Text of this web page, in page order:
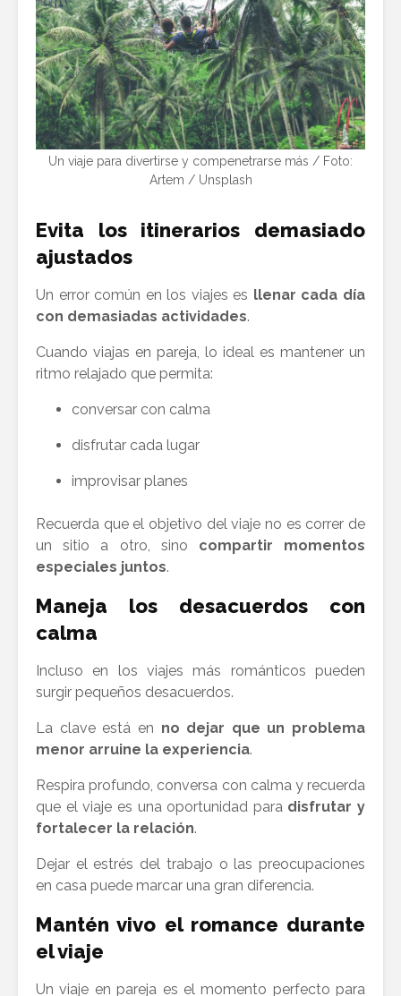
Un viaje para divertirse y compenetrarse más / Foto:
Artem / Unsplash
Evita los itinerarios demasiado
ajustados
Un error común en los viajes es llenar cada día
con demasiadas actividades.
Cuando viajas en pareja, lo ideal es mantener un
ritmo relajado que permita:
conversar con calma
disfrutar cada lugar
improvisar planes
Recuerda que el objetivo del viaje no es correr de
un sitio a otro, sino compartir momentos
especiales juntos.
Maneja los desacuerdos con
calma
Incluso en los viajes más románticos pueden
surgir pequeños desacuerdos.
La clave está en no dejar que un problema
menor arruine la experiencia.
Respira profundo, conversa con calma y recuerda
que el viaje es una oportunidad para disfrutar y
fortalecer la relación.
Dejar el estrés del trabajo o las preocupaciones
en casa puede marcar una gran diferencia.
Mantén vivo el romance durante
el viaje
Un viaje en pareja es el momento perfecto para